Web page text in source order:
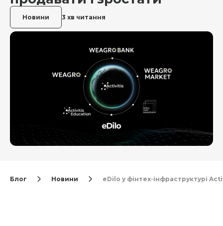
Новини 3 хв читання
Блог Новини eDilo у фінтех-інфраструктурі